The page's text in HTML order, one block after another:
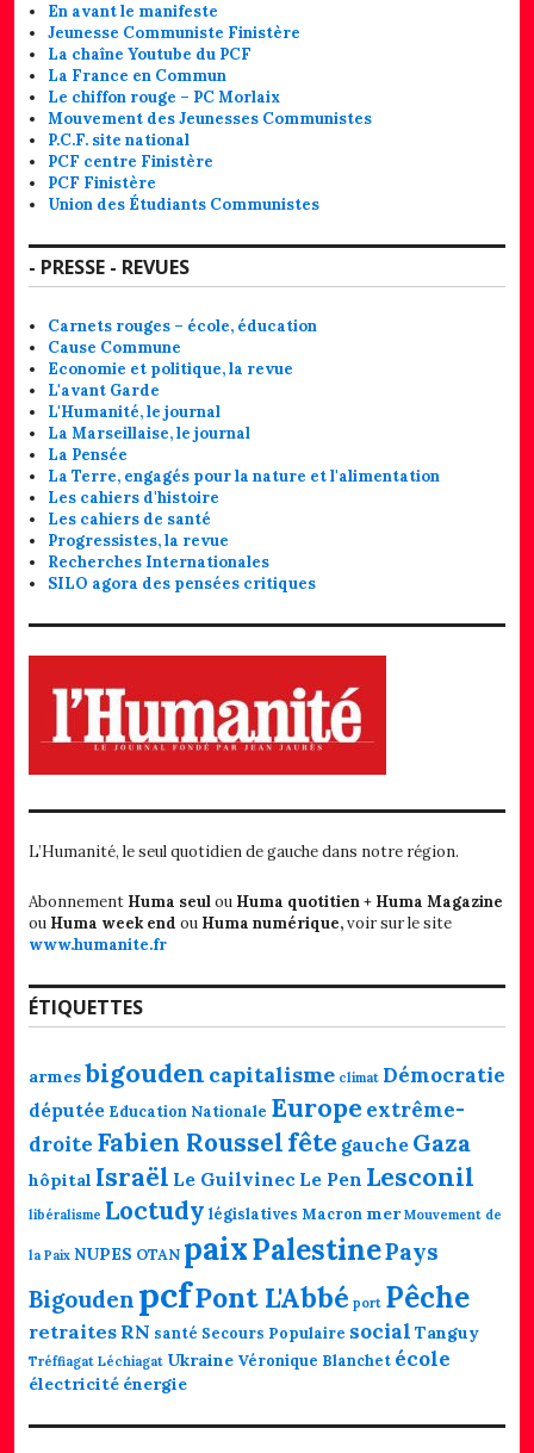
En avant le manifeste
Jeunesse Communiste Finistère
La chaîne Youtube du PCF
La France en Commun
Le chiffon rouge – PC Morlaix
Mouvement des Jeunesses Communistes
P.C.F. site national
PCF centre Finistère
PCF Finistère
Union des Étudiants Communistes
- PRESSE - REVUES
Carnets rouges – école, éducation
Cause Commune
Economie et politique, la revue
L'avant Garde
L'Humanité, le journal
La Marseillaise, le journal
La Pensée
La Terre, engagés pour la nature et l'alimentation
Les cahiers d'histoire
Les cahiers de santé
Progressistes, la revue
Recherches Internationales
SILO agora des pensées critiques
L’Humanité, le seul quotidien de gauche dans notre région.
Abonnement Huma seulou Huma quotitien + Huma Magazine
ou Huma week end ou Huma numérique,voir sur le site
www.humanite.fr
ÉTIQUETTES
armesbigouden capitalisme climat Démocratie
députée Education Nationale Europe extrême-
droite Fabien Rousselfête gauche Gaza
hôpital Israël Le Guilvinec Le Pen Lesconil
libéralisme Loctudy législatives Macron mer Mouvement de
la Paix NUPES OTAN paixPalestinePays
Bigouden pcfPont L'Abbé port Pêche
retraites RN santé Secours Populaire social Tanguy
Tréffiagat Léchiagat Ukraine Véronique Blanchet école
électricité énergie